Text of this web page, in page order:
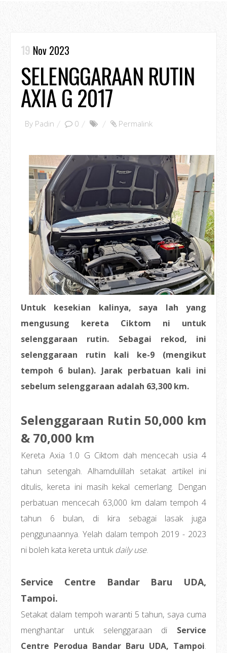
19 Nov 2023
SELENGGARAAN RUTIN
AXIA G 2017
By Padin 0 Permalink
Untuk kesekian kalinya, saya lah yang
mengusung kereta Ciktom ni untuk
selenggaraan rutin. Sebagai rekod, ini
selenggaraan rutin kali ke-9 (mengikut
tempoh 6 bulan). Jarak perbatuan kali ini
sebelum selenggaraan adalah 63,300 km.
Selenggaraan Rutin 50,000 km
& 70,000 km
Kereta Axia 1.0 G Ciktom dah mencecah usia 4
tahun setengah. Alhamdulillah setakat artikel ini
ditulis, kereta ini masih kekal cemerlang. Dengan
perbatuan mencecah 63,000 km dalam tempoh 4
tahun 6 bulan, di kira sebagai lasak juga
penggunaannya. Yelah dalam tempoh 2019 - 2023
ni boleh kata kereta untukdaily use.
Service Centre Bandar Baru UDA,
Tampoi.
Setakat dalam tempoh waranti 5 tahun, saya cuma
menghantar untuk selenggaraan di Service
Centre Perodua Bandar Baru UDA, Tampoi.